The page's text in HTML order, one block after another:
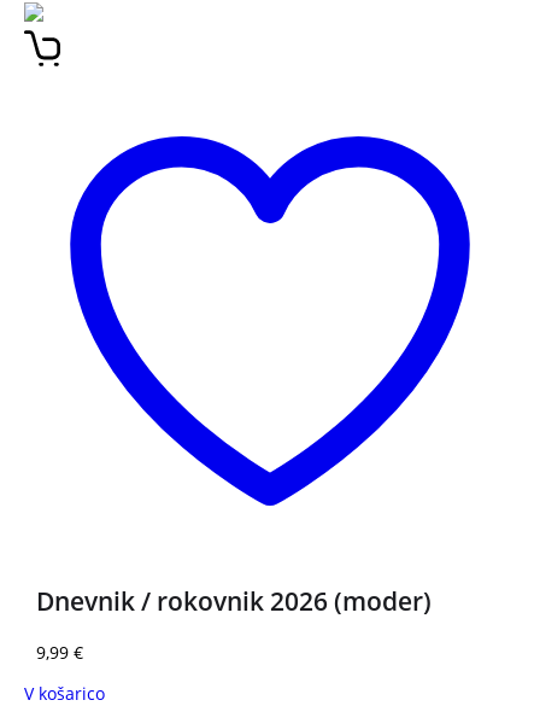
Dnevnik / rokovnik 2026 (moder)
9,99 €
V košarico